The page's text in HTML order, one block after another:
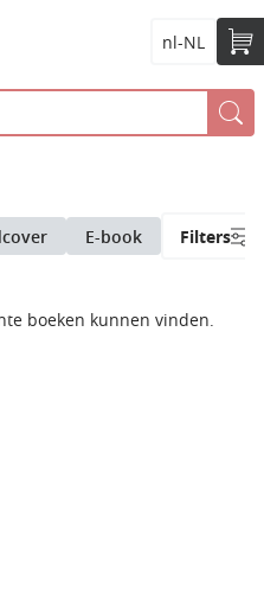
nl-NL
E-book Filters
boeken kunnen vinden.